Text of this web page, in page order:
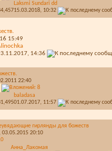
Laksmi Sundari dd
15.03.2018, 10:32
15:49
14:36
22:40
baladasa
01.07.2017, 11:57
гирлянды для божеств
, 03.05.2015 20:10
Анна_Лакомая